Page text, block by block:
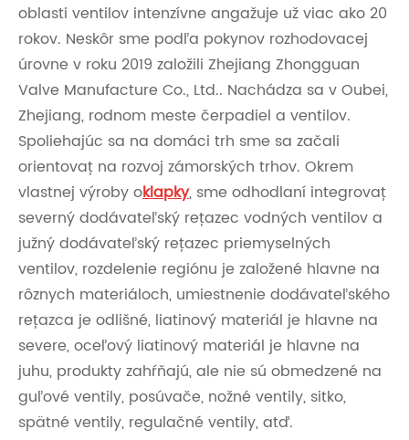
oblasti ventilov intenzívne angažuje už viac ako 20
rokov. Neskôr sme podľa pokynov rozhodovacej
úrovne v roku 2019 založili Zhejiang Zhongguan
Valve Manufacture Co., Ltd.. Nachádza sa v Oubei,
Zhejiang, rodnom meste čerpadiel a ventilov.
Spoliehajúc sa na domáci trh sme sa začali
orientovať na rozvoj zámorských trhov. Okrem
vlastnej výroby oklapky, sme odhodlaní integrovať
severný dodávateľský reťazec vodných ventilov a
južný dodávateľský reťazec priemyselných
ventilov, rozdelenie regiónu je založené hlavne na
rôznych materiáloch, umiestnenie dodávateľského
reťazca je odlišné, liatinový materiál je hlavne na
severe, oceľový liatinový materiál je hlavne na
juhu, produkty zahŕňajú, ale nie sú obmedzené na
guľové ventily, posúvače, nožné ventily, sitko,
spätné ventily, regulačné ventily, atď.